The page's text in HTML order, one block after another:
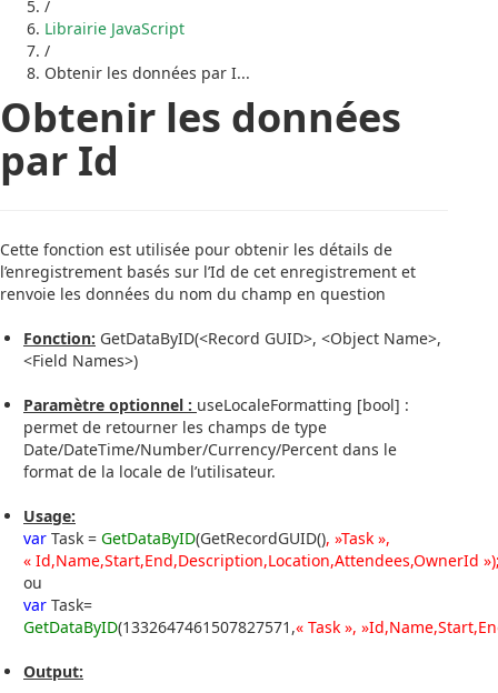
/
Librairie JavaScript
/
Obtenir les données par I...
Obtenir les données
par Id
Cette fonction est utilisée pour obtenir les détails de
l’enregistrement basés sur l’Id de cet enregistrement et
renvoie les données du nom du champ en question
Fonction: GetDataByID(<Record GUID>, <Object Name>,
<Field Names>)
Paramètre optionnel : useLocaleFormatting [bool] :
permet de retourner les champs de type
Date/DateTime/Number/Currency/Percent dans le
format de la locale de l’utilisateur.
Usage:
var Task = GetDataByID(GetRecordGUID(), »Task »,
« Id,Name,Start,End,Description,Location,Attendees,OwnerId
ou
var Task=
GetDataByID(1332647461507827571,« Task »,
Output: